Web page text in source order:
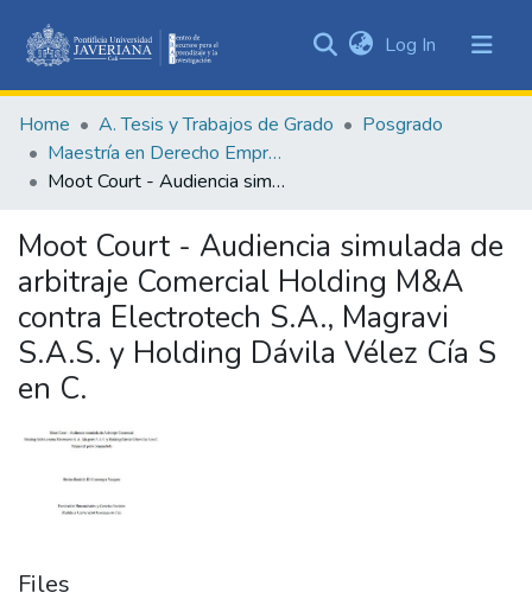
&
Collections
All of DSpace
Statistics
Log In (current)
Home A. Tesis y Trabajos de Grado
Posgrado
Maestría en Derecho Empresarial
Moot Court - Audiencia simulada de arbitraje Comercial Holding M&A contra Electrotech S.A., Magravi S.A.S. y Holding Dávila Vélez Cía S en C.
Moot Court - Audiencia simulada de
arbitraje Comercial Holding M&A
contra Electrotech S.A., Magravi
S.A.S. y Holding Dávila Vélez Cía S
en C.
Files